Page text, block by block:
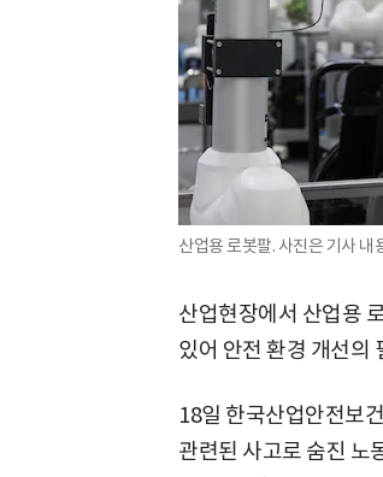
산업용 로봇팔. 사진은 기사 내
산업현장에서 산업용
있어 안전 환경 개선의
18일 한국산업안전보
관련된 사고로 숨진 노